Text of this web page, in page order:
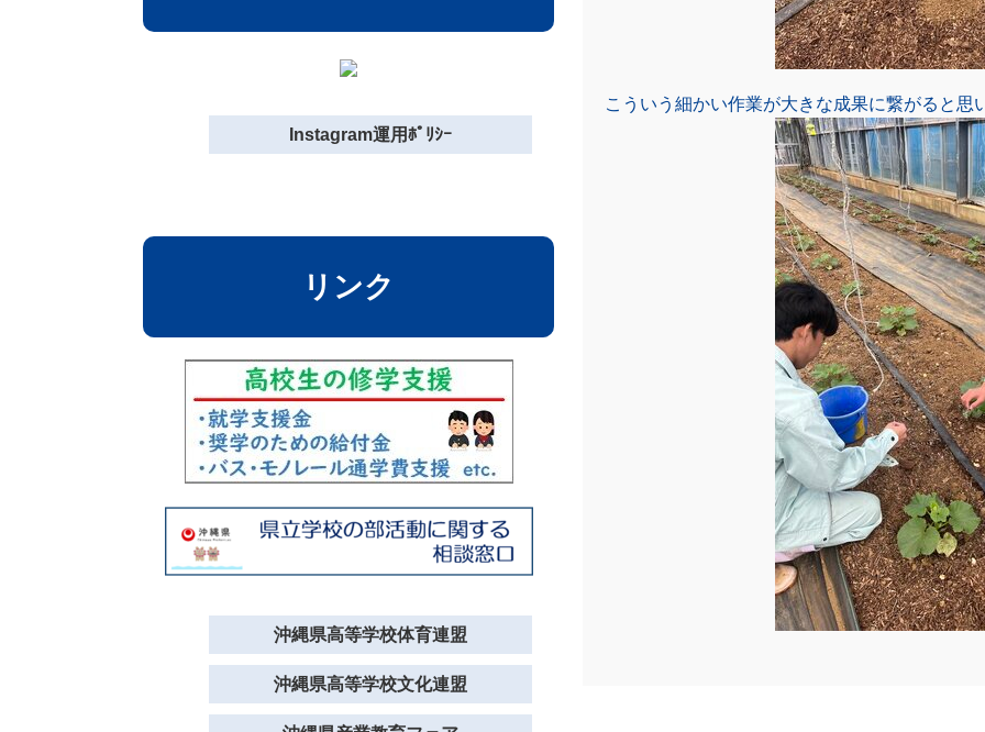
こういう細かい作業が大きな成果に繋がると思
Instagram運用ﾎﾟﾘｼｰ
リンク
沖縄県高等学校体育連盟
沖縄県高等学校文化連盟